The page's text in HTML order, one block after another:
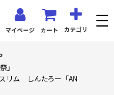
マイページ カート カテゴリ
」
リム しんたろー「AN